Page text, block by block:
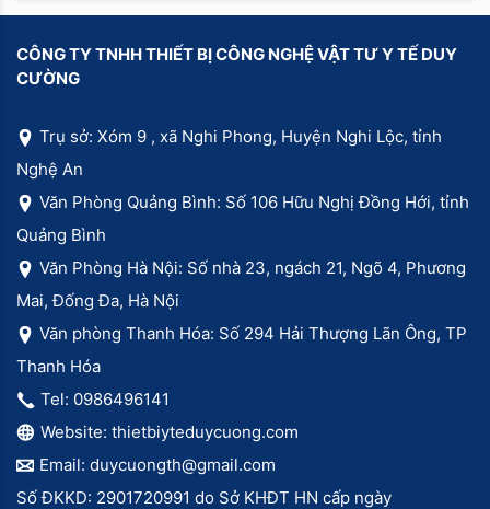
CÔNG TY TNHH THIẾT BỊ CÔNG NGHỆ VẬT TƯ Y TẾ DUY
CƯỜNG
Trụ sở: Xóm 9 , xã Nghi Phong, Huyện Nghi Lộc, tỉnh
Nghệ An
Văn Phòng Quảng Bình: Số 106 Hữu Nghị Đồng Hới, tỉnh
Quảng Bình
Văn Phòng Hà Nội: Số nhà 23, ngách 21, Ngõ 4, Phương
Mai, Đống Đa, Hà Nội
Văn phòng Thanh Hóa: Số 294 Hải Thượng Lãn Ông, TP
Thanh Hóa
Tel: 0986496141
Website: thietbiyteduycuong.com
Email: duycuongth@gmail.com
Số ĐKKD: 2901720991 do Sở KHĐT HN cấp ngày